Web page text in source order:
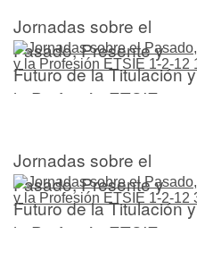
Jornadas sobre el
Pasado, Presente y
Futuro de la Titulación y
la Profesión ETSIE 1-2-
Jornadas sobre el
Pasado, Presente y
Futuro de la Titulación y
la Profesión ETSIE 1-2-